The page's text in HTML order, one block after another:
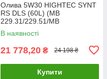
Олива 5W30 HIGHTEC SYNT
RS DLS (60L) (MB
229.31/229.51/MB
229.52/BMW LL-04) ACEA
C2,C3/API 20118-0600-99
В наявності
21 778,20 ₴ 24 198 ₴
Купити